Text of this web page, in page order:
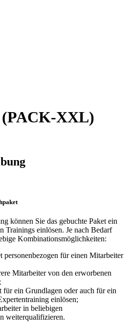
XXL)
können Sie das gebuchte Paket ein
Trainings einlösen. Je nach Bedarf
Kombinationsmöglichkeiten:
personenbezogen für einen Mitarbeiter
Mitarbeiter von den erworbenen
für ein Grundlagen oder auch für ein
einlösen;
in beliebigen
weiterqualifizieren.